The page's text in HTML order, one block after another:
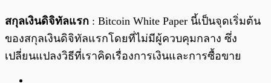
สกุลเงินดิจิทัลแรก : Bitcoin White Paper นี้เป็นจุดเริ่มต้น
ของสกุลเงินดิจิทัลแรกโดยที่ไม่มีผู้ควบคุมกลาง ซึ่ง
เปลี่ยนแปลงวิธีที่เราคิดเรื่องการเงินและการซื้อขาย